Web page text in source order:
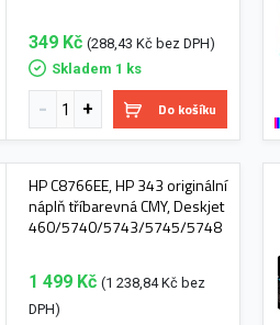
349 Kč (288,43 Kč bez DPH)
Skladem 1 ks
Do košíku
HP C8766EE, HP 343 originální
náplň tříbarevná CMY, Deskjet
460/5740/5743/5745/5748
1 499 Kč (1 238,84 Kč bez
DPH)